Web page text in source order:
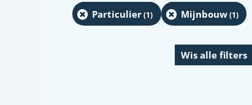
Particulier(1) Mijnbouw(1)